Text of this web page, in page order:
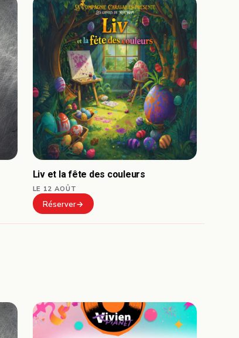
Liv et la fête des couleurs
LE 12 AOÛT
Réserver